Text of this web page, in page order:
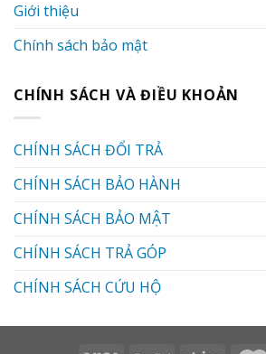
Giới thiệu
Chính sách bảo mật
CHÍNH SÁCH VÀ ĐIỀU KHOẢN
CHÍNH SÁCH ĐỔI TRẢ
CHÍNH SÁCH BẢO HÀNH
CHÍNH SÁCH BẢO MẬT
CHÍNH SÁCH TRẢ GÓP
CHÍNH SÁCH CỨU HỘ